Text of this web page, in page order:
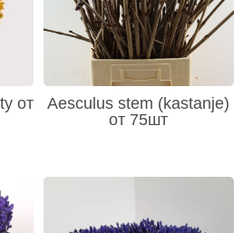
от
Aesculus stem (kastanje)
от 75шт